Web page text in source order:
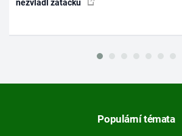
nezvládl zatáčku
Populární témata